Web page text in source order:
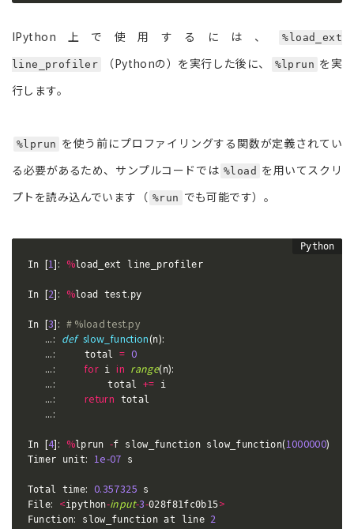
IPython上で使用するには、 %load_ext
line_profiler （Pythonの）を実行した後に、 %lprun を実
行します。
%lprun を使う前にプロファイリングする関数が定義されてい
る必要があるため、サンプルコードでは %load を用いてスクリ
プトを読み込んでいます（ %run でも可能です）。
In [1]: %load_ext line_profiler
In [2]: %load test. py
In [3]: # %load test.py
...: def slow_function(n):
...:
     total
= 0
...: for i in range(n):
...:
         total
+= i
...: return total
...:
In [4]: %lprun -f slow_function slow_function(1000000)
Timer unit: 1e-07 s
Total time: 0.357325 s
File: <ipython-input-3-028f81fc0b15>
Function: slow_function at line 2